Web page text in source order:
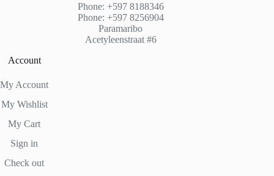
Phone: +597 8188346
Phone: +597 8256904
Paramaribo
Acetyleenstraat #6
Account
My Account
My Wishlist
My Cart
Sign in
Check out